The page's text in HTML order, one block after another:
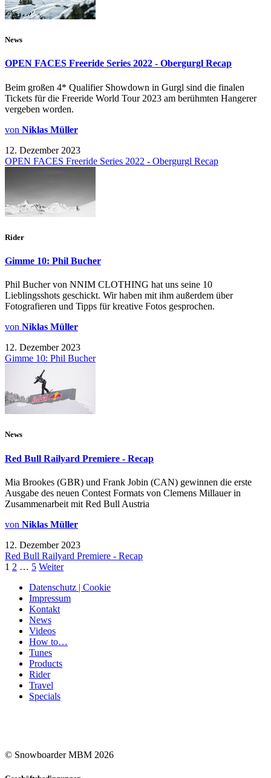
News
OPEN FACES Freeride Series 2022 - Obergurgl Recap
Beim großen 4* Qualifier Showdown in Gurgl sind die finalen
Tickets für die Freeride World Tour 2023 am berühmten Hangerer
vergeben worden.
von Niklas Müller
12. Dezember 2023
OPEN FACES Freeride Series 2022 - Obergurgl Recap
Rider
Gimme 10: Phil Bucher
Phil Bucher von NNIM CLOTHING hat uns seine 10
Lieblingsshots geschickt. Wir haben mit ihm außerdem über
Fotografieren und Tipps für kreative Fotos gesprochen.
von Niklas Müller
12. Dezember 2023
Gimme 10: Phil Bucher
News
Red Bull Railyard Premiere - Recap
Mia Brookes (GBR) und Frank Jobin (CAN) gewinnen die erste
Ausgabe des neuen Contest Formats von Clemens Millauer in
Zusammenarbeit mit Red Bull Austria
von Niklas Müller
12. Dezember 2023
Red Bull Railyard Premiere - Recap
1 2 … 5 Weiter
Datenschutz | Cookie
Impressum
Kontakt
News
Videos
How to…
Tunes
Products
Rider
Travel
Specials
© Snowboarder MBM 2026